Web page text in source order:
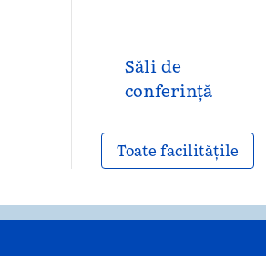
Săli de
conferință
Toate facilitățile